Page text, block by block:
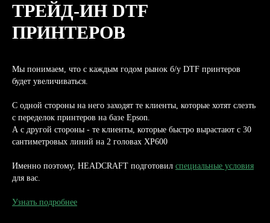
ТРЕЙД-ИН DTF
ПРИНТЕРОВ
Мы понимаем, что с каждым годом рынок б/у DTF принтеров
будет увеличиваться.
С одной стороны на него заходят те клиенты, которые хотят слезть
с переделок принтеров на базе Epson.
А с другой стороны - те клиенты, которые быстро вырастают с 30
сантиметровых линий на 2 головах XP600
Именно поэтому, HEADCRAFT подготовил специальные условия
для вас.
Узнать подробнее